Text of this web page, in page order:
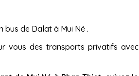
bus de Dalat à Mui Né .
vous des transports privatifs avec